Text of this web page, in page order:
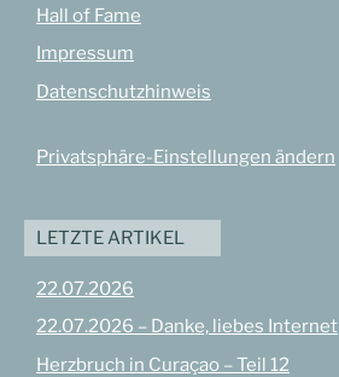
Hall of Fame
Impressum
Datenschutzhinweis
Privatsphäre-Einstellungen ändern
LETZTE ARTIKEL
22.07.2026
22.07.2026 – Danke, liebes Internet
Herzbruch in Curaçao – Teil 12